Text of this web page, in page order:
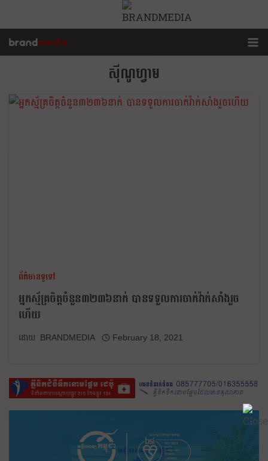
ស៊ីណូហ្វាម
ព័ត៌មានទូទៅ
អ្នកស្ម័គ្រចិត្តចំនួន៣២៣៦នាក់ បានទទួលការចាក់វ៉ាក់សាំងរួច
ហើយ
BRANDMEDIA February 18, 2021